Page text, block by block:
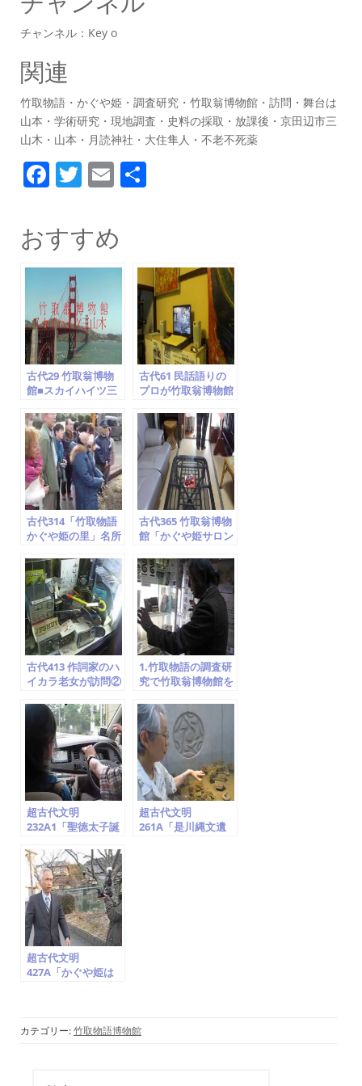
チャンネル：Key o
関連
竹取物語・かぐや姫・調査研究・竹取翁博物館・訪問・舞台は
山本・学術研究・現地調査・史料の採取・放課後・京田辺市三
山木・山本・月読神社・大住隼人・不老不死薬
F
c
e
b
o
o
k
T
itt
er
E
ai
l
おすすめ
古代29 竹取翁博物
館■スカイハイツ三
古代61 民話語りの
プロが竹取翁博物館
ト空海説
古代314「竹取物語
かぐや姫の里」名所
京田辺市 竹取翁博物
館 2014.2.1
古代365 竹取翁博物
館「かぐや姫サロン
石庭・襖絵紹介
古代413 作詞家のハ
イカラ老女が訪問②
劇 竹取翁博物館
2014.6.13
1.竹取物語の調査研
究で竹取翁博物館を
求婚
超古代文明
232A1「聖徳太子誕
日の神・龍と鳳
凰)・地球儀は法隆
寺に!?、神奈川県大
庭」竹取翁博物館
（国際かぐや姫学
会）2016.7.22
超古代文明
261A「是川縄文遺
超古代文明
427A「かぐや姫は
《総集編》撮影班ド
カテゴリー:竹取物語博物館